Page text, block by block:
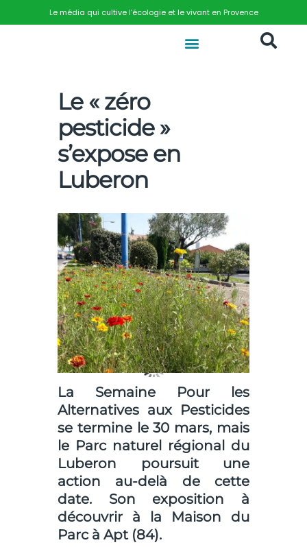
Le média qui cultive l’écologie et le vivant en Provence
Le « zéro
pesticide »
s’expose en
Luberon
La Semaine Pour les
Alternatives aux Pesticides
se termine le 30 mars, mais
le Parc naturel régional du
Luberon poursuit une
action au-delà de cette
date. Son exposition à
découvrir à la Maison du
Parc à Apt (84).